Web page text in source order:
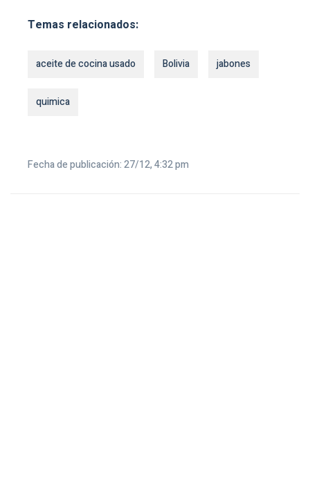
Temas relacionados:
aceite de cocina usado Bolivia jabones
quimica
Fecha de publicación: 27/12, 4:32 pm